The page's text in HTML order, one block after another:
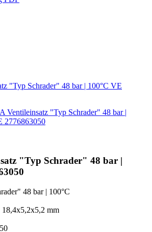
"Typ Schrader" 48 bar |
48 bar | 100°C
mm